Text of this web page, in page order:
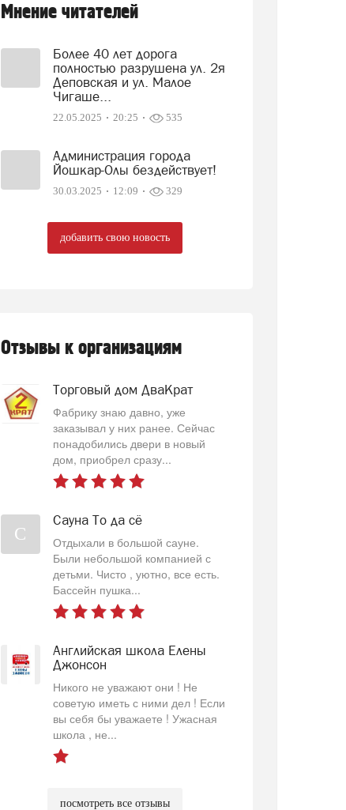
Мнение читателей
Более 40 лет дорога
полностью разрушена ул. 2я
Деповская и ул. Малое
Чигаше...
22.05.2025 20:25 535
Администрация города
Йошкар-Олы бездействует!
30.03.2025 12:09 329
добавить свою новость
Отзывы к организациям
Торговый дом ДваКрат
Фабрику знаю давно, уже
заказывал у них ранее. Сейчас
понадобились двери в новый
дом, приобрел сразу...
С
Сауна То да сё
Отдыхали в большой сауне.
Были небольшой компанией с
детьми. Чисто , уютно, все есть.
Бассейн пушка...
Английская школа Елены
Джонсон
Никого не уважают они ! Не
советую иметь с ними дел ! Если
вы себя бы уважаете ! Ужасная
школа , не...
посмотреть все отзывы